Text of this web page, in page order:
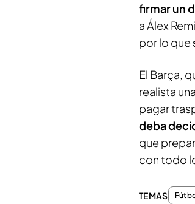
firmar un
a Álex
por lo que
El Barça,
realista
pagar
deba
que
con todo
TEMAS